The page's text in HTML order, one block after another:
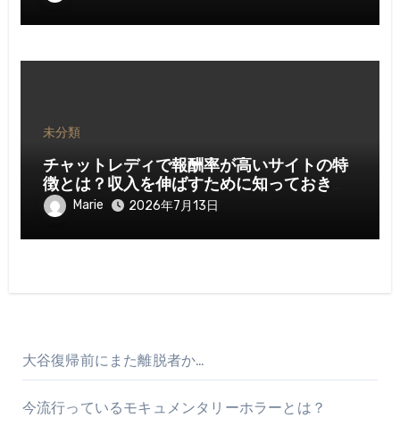
未分類
チャットレディで報酬率が高いサイトの特
徴とは？収入を伸ばすために知っておきた
いポイント
Marie 2026年7月13日
大谷復帰前にまた離脱者か…
今流行っているモキュメンタリーホラーとは？